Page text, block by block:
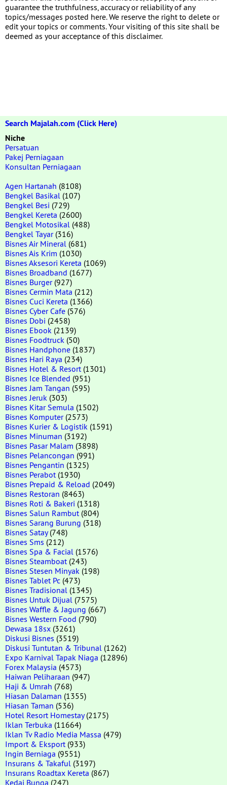
guarantee the truthfulness, accuracy or reliability of any
topics/messages posted here. We reserve the right to delete or
edit your topics or comments. Your visiting of this site shall be
deemed as your acceptance of this disclaimer.
Search Majalah.com (Click Here)
Niche
Persatuan
Pakej Perniagaan
Konsultan Perniagaan
Agen Hartanah (8108)
Bengkel Basikal (107)
Bengkel Besi (729)
Bengkel Kereta (2600)
Bengkel Motosikal (488)
Bengkel Tayar(316)
Bisnes Air Mineral (681)
Bisnes Ais Krim (1030)
Bisnes Aksesori Kereta (1069)
Bisnes Broadband (1677)
Bisnes Burger(927)
Bisnes Cermin Mata (212)
Bisnes Cuci Kereta (1366)
Bisnes Cyber Cafe (576)
Bisnes Dobi (2458)
Bisnes Ebook (2139)
Bisnes Foodtruck (50)
Bisnes Handphone (1837)
Bisnes Hari Raya (234)
Bisnes Hotel & Resort (1301)
Bisnes Ice Blended (951)
Bisnes Jam Tangan (595)
Bisnes Jeruk (303)
Bisnes Kitar Semula (1502)
Bisnes Komputer(2573)
Bisnes Kurier & Logistik (1591)
Bisnes Minuman (3192)
Bisnes Pasar Malam (3898)
Bisnes Pelancongan (991)
Bisnes Pengantin (1325)
Bisnes Perabot (1930)
Bisnes Prepaid & Reload (2049)
Bisnes Restoran (8463)
Bisnes Roti & Bakeri (1318)
Bisnes Salun Rambut (804)
Bisnes Sarang Burung (318)
Bisnes Satay(748)
Bisnes Sms (212)
Bisnes Spa & Facial (1576)
Bisnes Steamboat (243)
Bisnes Stesen Minyak (198)
Bisnes Tablet Pc (473)
Bisnes Tradisional (1345)
Bisnes Untuk Dijual (7575)
Bisnes Waffle & Jagung (667)
Bisnes Western Food (790)
Dewasa 18sx (3261)
Diskusi Bisnes (3519)
Diskusi Tuntutan & Tribunal (1262)
Expo Karnival Tapak Niaga (12896)
Forex Malaysia (4573)
Haiwan Peliharaan (947)
Haji & Umrah (768)
Hiasan Dalaman (1355)
Hiasan Taman (536)
Hotel Resort Homestay(2175)
Iklan Terbuka (11664)
Iklan Tv Radio Media Massa (479)
Import & Eksport (933)
Ingin Berniaga (9551)
Insurans & Takaful (3197)
Insurans Roadtax Kereta (867)
Kedai Bunga (247)